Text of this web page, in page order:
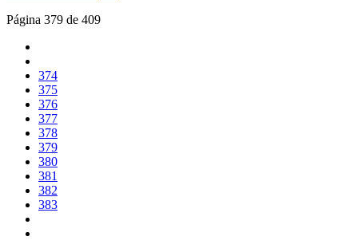
Página 379 de 409
374
375
376
377
378
379
380
381
382
383